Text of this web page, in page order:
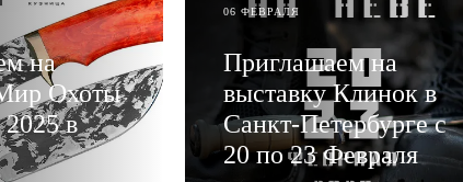
на
Охоты
в
06 ФЕВРАЛЯ
Приглашаем на
выставку Клинок в
Санкт-Петербурге с
20 по 23 Февраля